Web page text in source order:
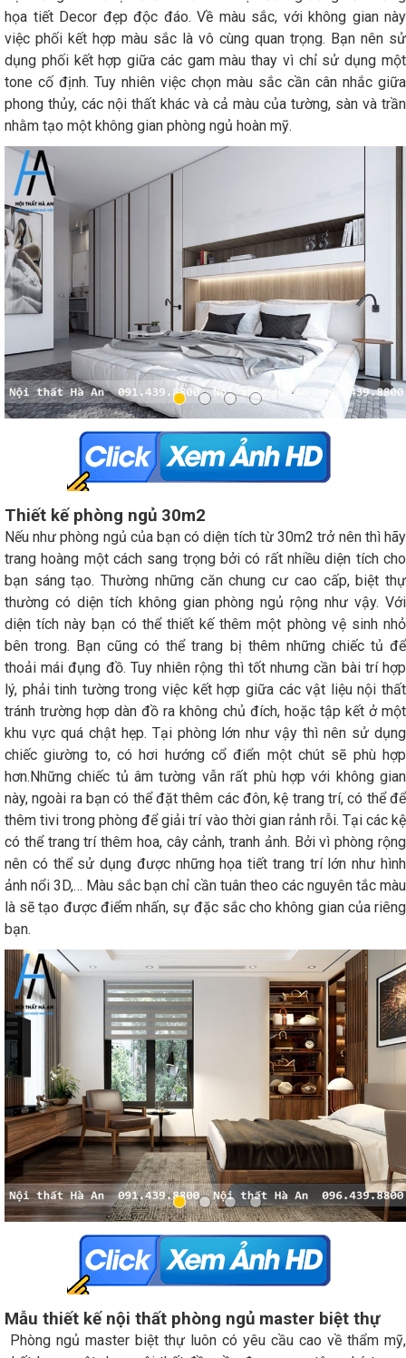
họa tiết Decor đẹp độc đáo. Về màu sắc, với không gian này
việc phối kết hợp màu sắc là vô cùng quan trọng. Bạn nên sử
dụng phối kết hợp giữa các gam màu thay vì chỉ sử dụng một
tone cố định. Tuy nhiên việc chọn màu sắc cần cân nhắc giữa
phong thủy, các nội thất khác và cả màu của tường, sàn và trần
nhằm tạo một không gian phòng ngủ hoàn mỹ.
Thiết kế phòng ngủ 30m2
Nếu như phòng ngủ của bạn có diện tích từ 30m2 trở nên thì hãy
trang hoàng một cách sang trọng bởi có rất nhiều diện tích cho
bạn sáng tạo. Thường những căn chung cư cao cấp, biệt thự
thường có diện tích không gian phòng ngủ rộng như vậy. Với
diện tích này bạn có thể thiết kế thêm một phòng vệ sinh nhỏ
bên trong. Bạn cũng có thể trang bị thêm những chiếc tủ để
thoải mái đụng đồ. Tuy nhiên rộng thì tốt nhưng cần bài trí hợp
lý, phải tinh tường trong việc kết hợp giữa các vật liệu nội thất
tránh trường hợp dàn đồ ra không chủ đích, hoặc tập kết ở một
khu vực quá chật hẹp. Tại phòng lớn như vậy thì nên sử dụng
chiếc giường to, có hơi hướng cổ điển một chút sẽ phù hợp
hơn.Những chiếc tủ âm tường vẫn rất phù hợp với không gian
này, ngoài ra bạn có thể đặt thêm các đôn, kệ trang trí, có thể để
thêm tivi trong phòng để giải trí vào thời gian rảnh rỗi. Tại các kệ
có thể trang trí thêm hoa, cây cảnh, tranh ảnh. Bởi vì phòng rộng
nên có thể sử dụng được những họa tiết trang trí lớn như hình
ảnh nổi 3D,… Màu sắc bạn chỉ cần tuân theo các nguyên tắc màu
là sẽ tạo được điểm nhấn, sự đặc sắc cho không gian của riêng
bạn.
Mẫu thiết kế nội thất phòng ngủ master biệt thự
Phòng ngủ master biệt thự luôn có yêu cầu cao về thẩm mỹ,